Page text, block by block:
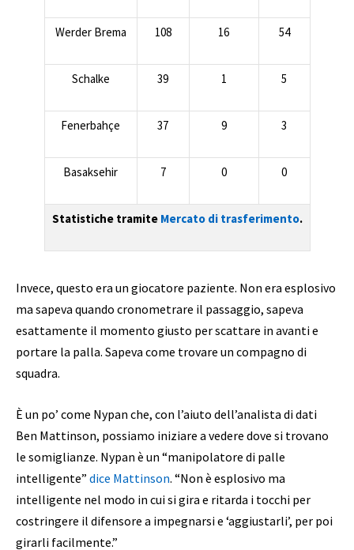
Werder Brema 108 16 54
Schalke 39 1 5
Fenerbahçe 37 9 3
Basaksehir 7 0 0
Statistiche tramite Mercato di trasferimento.
Invece, questo era un giocatore paziente. Non era esplosivo
ma sapeva quando cronometrare il passaggio, sapeva
esattamente il momento giusto per scattare in avanti e
portare la palla. Sapeva come trovare un compagno di
squadra.
È un po’ come Nypan che, con l’aiuto dell’analista di dati
Ben Mattinson, possiamo iniziare a vedere dove si trovano
le somiglianze. Nypan è un “manipolatore di palle
intelligente” dice Mattinson. “Non è esplosivo ma
intelligente nel modo in cui si gira e ritarda i tocchi per
costringere il difensore a impegnarsi e ‘aggiustarli’, per poi
girarli facilmente.”